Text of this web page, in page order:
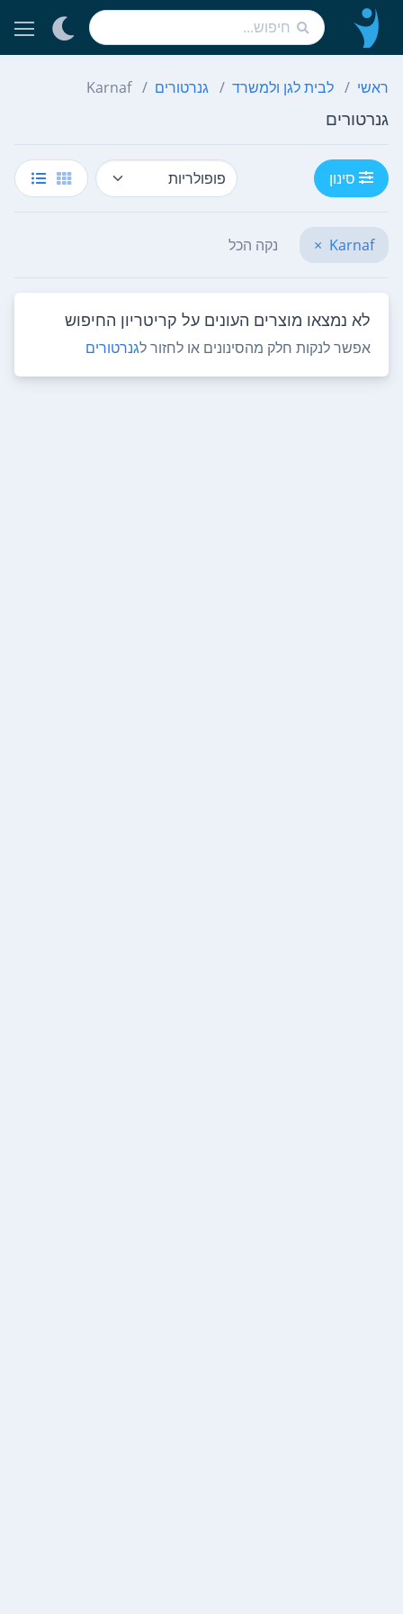
ראשי לבית לגן ולמשרד גנרטורים Karnaf
גנרטורים
סינון
Karnaf
× נקה הכל
לא נמצאו מוצרים העונים על קריטריון החיפוש
אפשר לנקות חלק מהסינונים או לחזור לגנרטורים